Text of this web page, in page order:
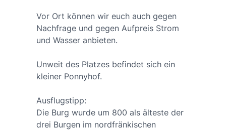
Vor Ort können wir euch auch gegen
Nachfrage und gegen Aufpreis Strom
und Wasser anbieten.
Unweit des Platzes befindet sich ein
kleiner Ponnyhof.
Ausflugstipp:
Die Burg wurde um 800 als älteste der
drei Burgen im nordfränkischen